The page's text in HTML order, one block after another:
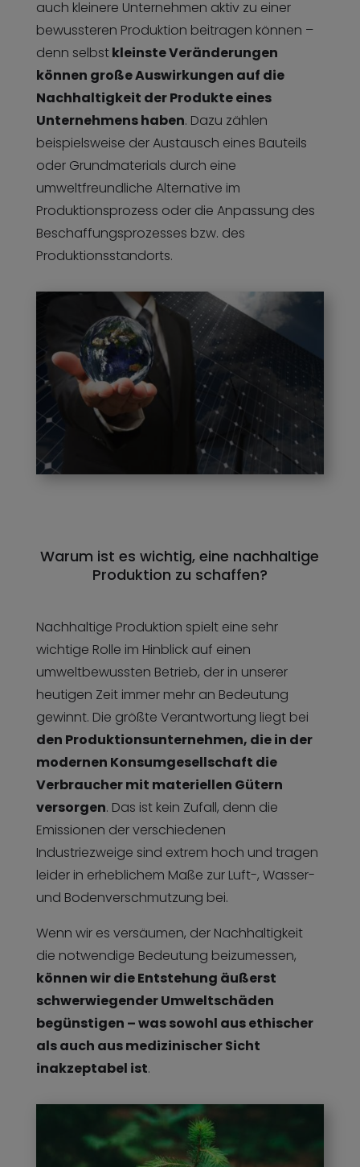
auch kleinere Unternehmen aktiv zu einer
bewussteren Produktion beitragen können –
denn selbstkleinste Veränderungen
können große Auswirkungen auf die
Nachhaltigkeit der Produkte eines
Unternehmens haben. Dazu zählen
beispielsweise der Austausch eines Bauteils
oder Grundmaterials durch eine
umweltfreundliche Alternative im
Produktionsprozess oder die Anpassung des
Beschaffungsprozesses bzw. des
Produktionsstandorts.
Warum ist es wichtig, eine nachhaltige
Produktion zu schaffen?
Nachhaltige Produktion spielt eine sehr
wichtige Rolle im Hinblick auf einen
umweltbewussten Betrieb, der in unserer
heutigen Zeit immer mehr an Bedeutung
gewinnt. Die größte Verantwortung liegt bei
den Produktionsunternehmen, die in der
modernen Konsumgesellschaft die
Verbraucher mit materiellen Gütern
versorgen. Das ist kein Zufall, denn die
Emissionen der verschiedenen
Industriezweige sind extrem hoch und tragen
leider in erheblichem Maße zur Luft-, Wasser-
und Bodenverschmutzung bei.
Wenn wir es versäumen, der Nachhaltigkeit
die notwendige Bedeutung beizumessen,
können wir die Entstehung äußerst
schwerwiegender Umweltschäden
begünstigen – was sowohl aus ethischer
als auch aus medizinischer Sicht
inakzeptabel ist.